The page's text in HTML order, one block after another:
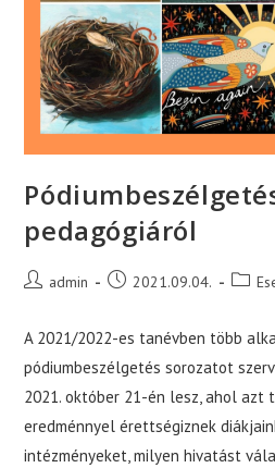
pedagógiáról
Postadmin
Post2021.09.04.
Post
A 2021/2022-es tanévben több
pódiumbeszélgetés sorozatot
2021. október 21-én lesz, ahol azt
eredménnyel érettségiznek
intézményeket, milyen hivatást